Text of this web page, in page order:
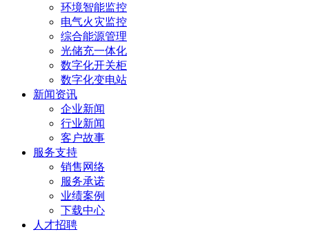
环境智能监控
电气火灾监控
综合能源管理
光储充一体化
数字化开关柜
数字化变电站
新闻资讯
企业新闻
行业新闻
客户故事
服务支持
销售网络
服务承诺
业绩案例
下载中心
人才招聘